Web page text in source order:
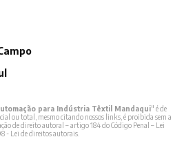
para Indústria Têxtil Mandaqui" é de
ou total, mesmo citando nossos links, é proibida sem a
de direito autoral – artigo 184 do Código Penal –
Lei
- Lei de direitos autorais.